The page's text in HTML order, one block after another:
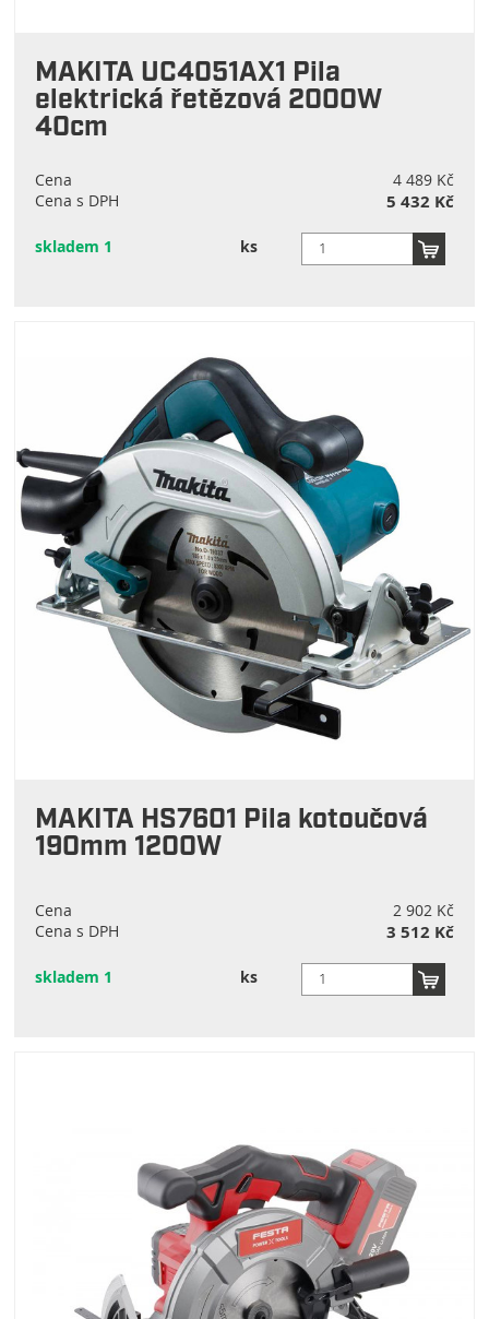
MAKITA UC4051AX1 Pila
elektrická řetězová 2000W
40cm
Cena
4 489 Kč
Cena s DPH
5 432 Kč
skladem 1 ks
MAKITA HS7601 Pila kotoučová
190mm 1200W
Cena
2 902 Kč
Cena s DPH
3 512 Kč
skladem 1 ks